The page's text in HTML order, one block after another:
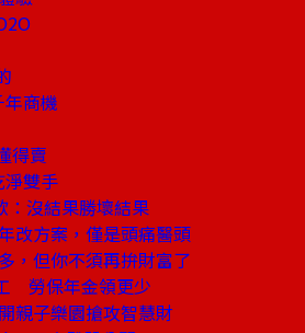
商機
得賣
淨雙手
：沒結果勝壞結果
改方案，僅是頭痛醫頭
，但你不須再拚財富了
勞保年金領更少
親子樂園搶攻智慧財